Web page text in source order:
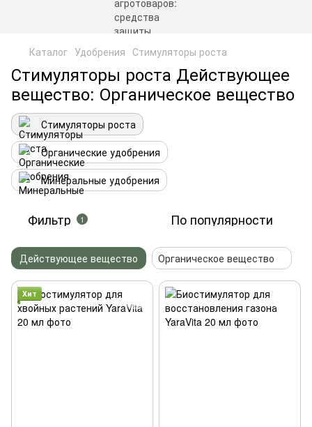
Каталог Удобрения Стимуляторы роста
Стимуляторы роста Действующее
вещество: Органическое вещество
Стимуляторы роста
Органические удобрения
Минеральные удобрения
Фильтр 1 По популярности
Действующее вещество Органическое вещество
Хит